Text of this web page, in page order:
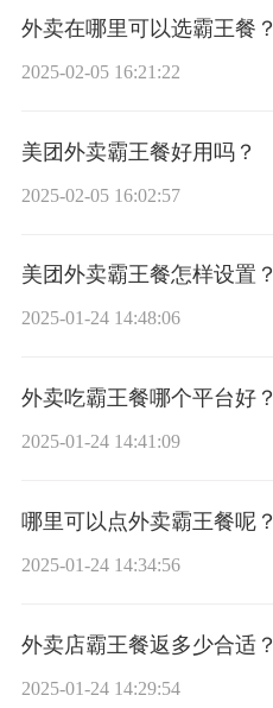
外卖在哪里可以选霸王餐？
2025-02-05 16:21:22
美团外卖霸王餐好用吗？
2025-02-05 16:02:57
美团外卖霸王餐怎样设置？
2025-01-24 14:48:06
外卖吃霸王餐哪个平台好？
2025-01-24 14:41:09
哪里可以点外卖霸王餐呢？
2025-01-24 14:34:56
外卖店霸王餐返多少合适？
2025-01-24 14:29:54